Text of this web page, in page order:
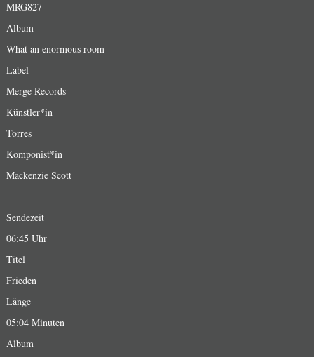
MRG827
Album
What an enormous room
Label
Merge Records
Künstler*in
Torres
Komponist*in
Mackenzie Scott
Sendezeit
06:45 Uhr
Titel
Frieden
Länge
05:04 Minuten
Album